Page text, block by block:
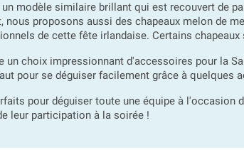
un modèle similaire brillant qui est recouvert de
proposons aussi des chapeaux melon de
de cette fête irlandaise. Certains
un choix impressionnant d'accessoires pour la
pour se déguiser facilement grâce à quelques
pour déguiser toute une équipe à l'occasion
leur participation à la soirée !